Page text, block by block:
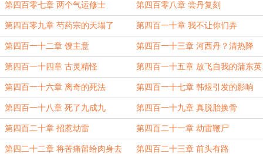
第四百零七章 两个气运修士 第四百零八章 尝丹复刻
第四百零九章 芍药宗的天塌了 第四百一十章 我不让你们弄
第四百一十二章 馊主意 第四百一十三章 河西丹？清热降
火？
第四百一十四章 古灵精怪 第四百一十五章 放飞自我的蒲东英
第四百一十六章 离奇的死法 第四百一十七章 韩煜引发的影响
第四百一十八章 死了九成九 第四百一十九章 真脱胎换骨
第四百二十章 招惹劫雷 第四百二十一章 劫雷鞭尸
第四二十二章 将苦痛留给肉身去 第四百二十三章 前头有路